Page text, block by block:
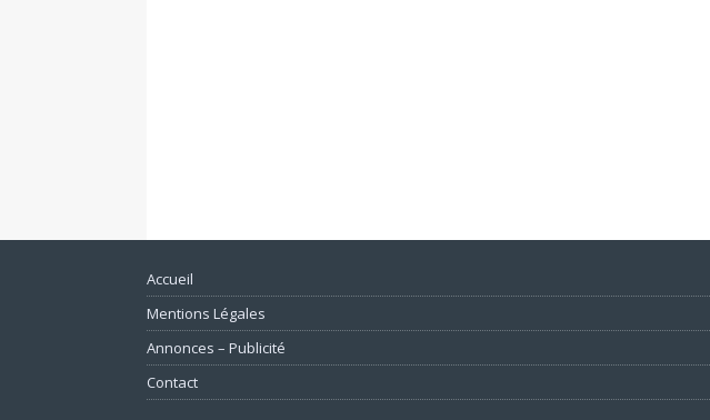
Accueil
Mentions Légales
Annonces – Publicité
Contact